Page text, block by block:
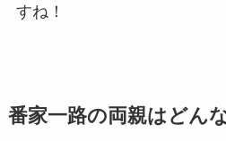
すね！
番家一路の両親はどん